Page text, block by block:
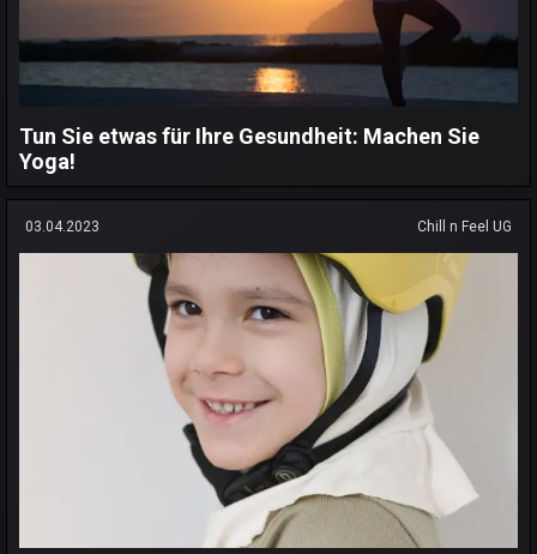
Tun Sie etwas für Ihre Gesundheit: Machen Sie
Yoga!
03.04.2023 Chill n Feel UG